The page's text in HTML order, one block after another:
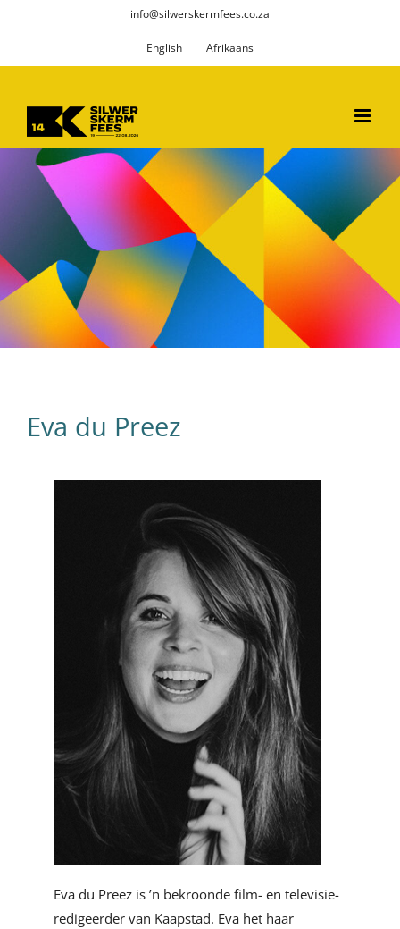
info@silwerskermfees.co.za
English Afrikaans
Eva du Preez
Eva du Preez is ’n bekroonde film- en televisie-
redigeerder van Kaapstad. Eva het haar